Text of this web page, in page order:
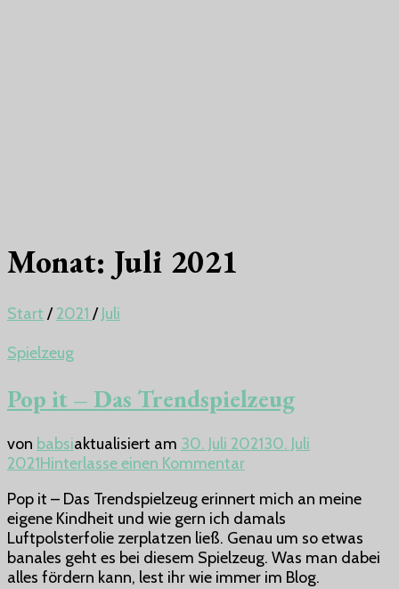
Monat: Juli 2021
Start / 2021 / Juli
Spielzeug
Pop it – Das Trendspielzeug
von babsiaktualisiert am 30. Juli 202130. Juli
2021Hinterlasse einen Kommentarzu
it
–
Das
Trendspielzeug
Pop it – Das Trendspielzeug erinnert mich an meine
eigene Kindheit und wie gern ich damals
Luftpolsterfolie zerplatzen ließ. Genau um so etwas
banales geht es bei diesem Spielzeug. Was man dabei
alles fördern kann, lest ihr wie immer im Blog.